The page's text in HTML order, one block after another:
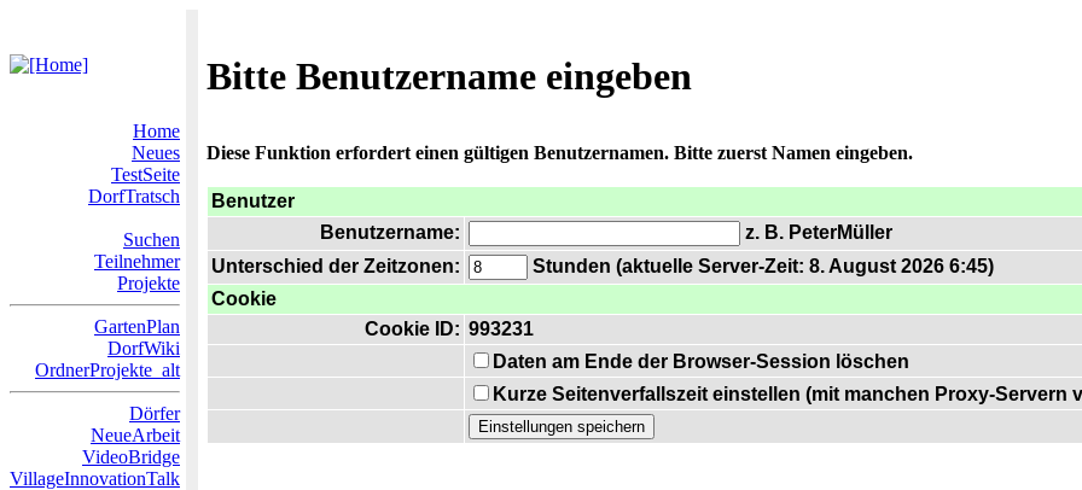
Bitte Benutzername eingeben
Home
Neues
TestSeite
DorfTratsch
Suchen
Teilnehmer
Projekte
GartenPlan
DorfWiki
OrdnerProjekte_alt
Dörfer
NeueArbeit
VideoBridge
VillageInnovationTalk
Diese Funktion erfordert einen gültigen Benutzernamen. Bitte zuerst Namen eingeben.
Benutzer
Benutzername:
z. B. PeterMüller
Unterschied der Zeitzonen:
Stunden (aktuelle Server-Zeit: 8. August 2026 6:45)
Cookie
Cookie ID: 993231
Daten am Ende der Browser-Session löschen
Kurze Seitenverfallszeit einstellen (mit manchen Proxy-Servern